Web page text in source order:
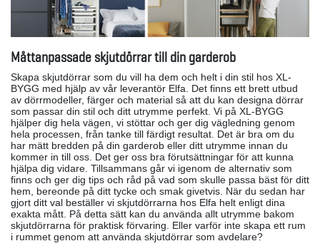
Måttanpassade skjutdörrar till din garderob
Skapa skjutdörrar som du vill ha dem och helt i din stil hos XL-
BYGG med hjälp av vår leverantör Elfa. Det finns ett brett utbud
av dörrmodeller, färger och material så att du kan designa dörrar
som passar din stil och ditt utrymme perfekt. Vi på XL-BYGG
hjälper dig hela vägen, vi stöttar och ger dig vägledning genom
hela processen, från tanke till färdigt resultat. Det är bra om du
har mätt bredden på din garderob eller ditt utrymme innan du
kommer in till oss. Det ger oss bra förutsättningar för att kunna
hjälpa dig vidare. Tillsammans går vi igenom de alternativ som
finns och ger dig tips och råd på vad som skulle passa bäst för ditt
hem, bereonde på ditt tycke och smak givetvis. När du sedan har
gjort ditt val beställer vi skjutdörrarna hos Elfa helt enligt dina
exakta mått. På detta sätt kan du använda allt utrymme bakom
skjutdörrarna för praktisk förvaring. Eller varför inte skapa ett rum
i rummet genom att använda skjutdörrar som avdelare?